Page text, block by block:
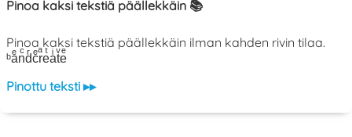
Pinoa kaksi tekstiä päällekkäin 📚
Pinoa kaksi tekstiä päällekkäin ilman kahden rivin tilaa.
ᵇaͤnͨdͬcͤrͣeͭaͥtͮeͤ
Pinottu teksti ▸▸